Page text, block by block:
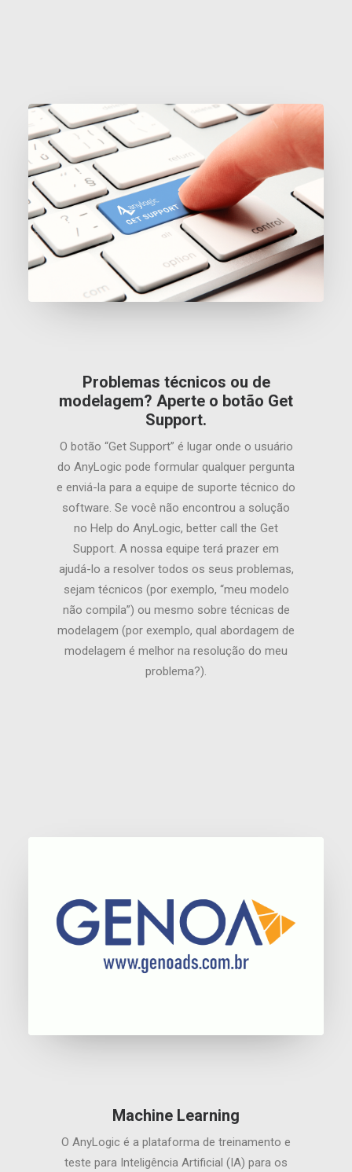
Problemas técnicos ou de
modelagem? Aperte o botão Get
Support.
O botão “Get Support” é lugar onde o usuário
do AnyLogic pode formular qualquer pergunta
e enviá-la para a equipe de suporte técnico do
software. Se você não encontrou a solução
no Help do AnyLogic, better call the Get
Support. A nossa equipe terá prazer em
ajudá-lo a resolver todos os seus problemas,
sejam técnicos (por exemplo, “meu modelo
não compila”) ou mesmo sobre técnicas de
modelagem (por exemplo, qual abordagem de
modelagem é melhor na resolução do meu
problema?).
Machine Learning
O AnyLogic é a plataforma de treinamento e
teste para Inteligência Artificial (IA) para os